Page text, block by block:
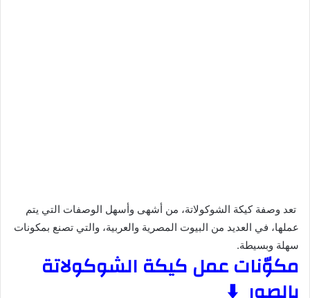
تعد وصفة كيكة الشوكولاتة، من أشهى وأسهل الوصفات التي يتم
عملها، في العديد من البيوت المصرية والعربية، والتي تصنع بمكونات
سهلة وبسيطة.
مكوّنات عمل كيكة الشوكولاتة